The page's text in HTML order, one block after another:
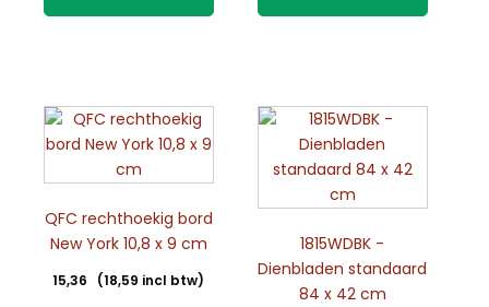
QFC rechthoekig bord
New York 10,8 x 9 cm
15,36 (18,59 incl btw)
1815WDBK -
Dienbladen standaard
84 x 42 cm